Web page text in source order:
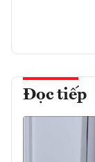
Đọc tiếp